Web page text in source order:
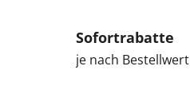
Sofortrabatte
je nach Bestellwert